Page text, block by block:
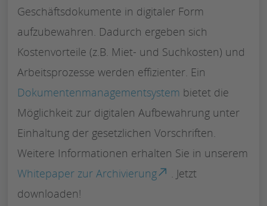
Geschäftsdokumente in digitaler Form
aufzubewahren. Dadurch ergeben sich
Kostenvorteile (z.B. Miet- und Suchkosten) und
Arbeitsprozesse werden effizienter. Ein
Dokumentenmanagementsystem bietet die
Möglichkeit zur digitalen Aufbewahrung unter
Einhaltung der gesetzlichen Vorschriften.
Weitere Informationen erhalten Sie in unserem
Whitepaper zur Archivierung
. Jetzt
downloaden!